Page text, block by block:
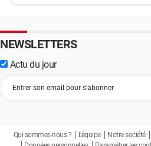
NEWSLETTERS
Actu du jour
Qui sommes-nous ? L'équipe Notre société